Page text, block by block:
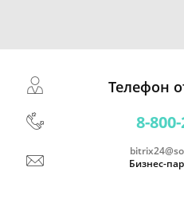
Телефон
8-
Бизнес-